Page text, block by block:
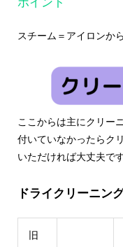
スチーム＝アイロンか
ここからは主にクリー
付いていなかったらク
いただければ大丈夫です
ドライクリーニン
旧